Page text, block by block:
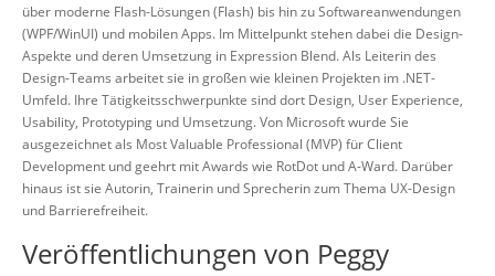
über moderne Flash-Lösungen (Flash) bis hin zu Softwareanwendungen
(WPF/WinUI) und mobilen Apps. Im Mittelpunkt stehen dabei die Design-
Aspekte und deren Umsetzung in Expression Blend. Als Leiterin des
Design-Teams arbeitet sie in großen wie kleinen Projekten im .NET-
Umfeld. Ihre Tätigkeitsschwerpunkte sind dort Design, User Experience,
Usability, Prototyping und Umsetzung. Von Microsoft wurde Sie
ausgezeichnet als Most Valuable Professional (MVP) für Client
Development und geehrt mit Awards wie RotDot und A-Ward. Darüber
hinaus ist sie Autorin, Trainerin und Sprecherin zum Thema UX-Design
und Barrierefreiheit.
Veröffentlichungen von Peggy